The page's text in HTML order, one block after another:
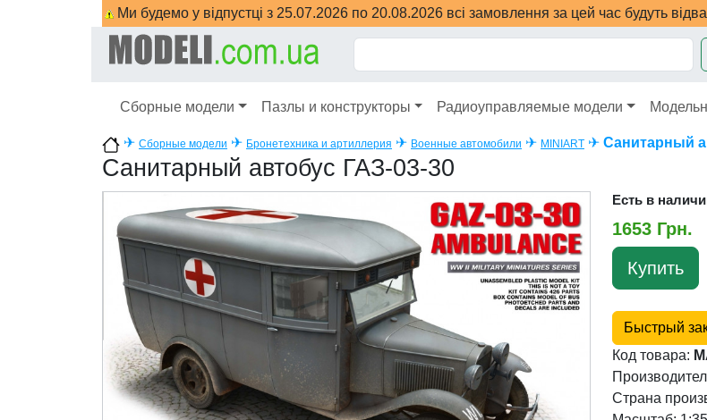
Ми будемо у відпустці з 25.07.2026 по 20.08.2026 всі замовлення за цей час будуть
Сборные модели Пазлы и конструкторы Радиоуправляемые модели
✈ Сборные модели ✈ Бронетехника и артиллерия ✈ Военные автомобили ✈ MINIART ✈ Санитарный
Санитарный автобус ГАЗ-03-30
Есть в
1653 Грн.
Купить
Быстрый
Код товара:
Страна